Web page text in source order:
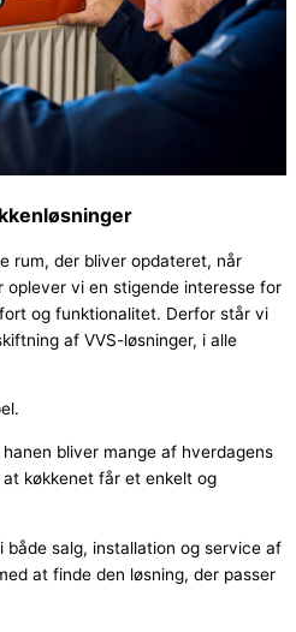
rum, der bliver opdateret, når
oplever vi en stigende interesse for
og funktionalitet. Derfor står vi
af VVS-løsninger, i alle
bliver mange af hverdagens
køkkenet får et enkelt og
både salg, installation og service af
at finde den løsning, der passer